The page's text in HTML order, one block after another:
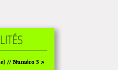
// Numéro 3